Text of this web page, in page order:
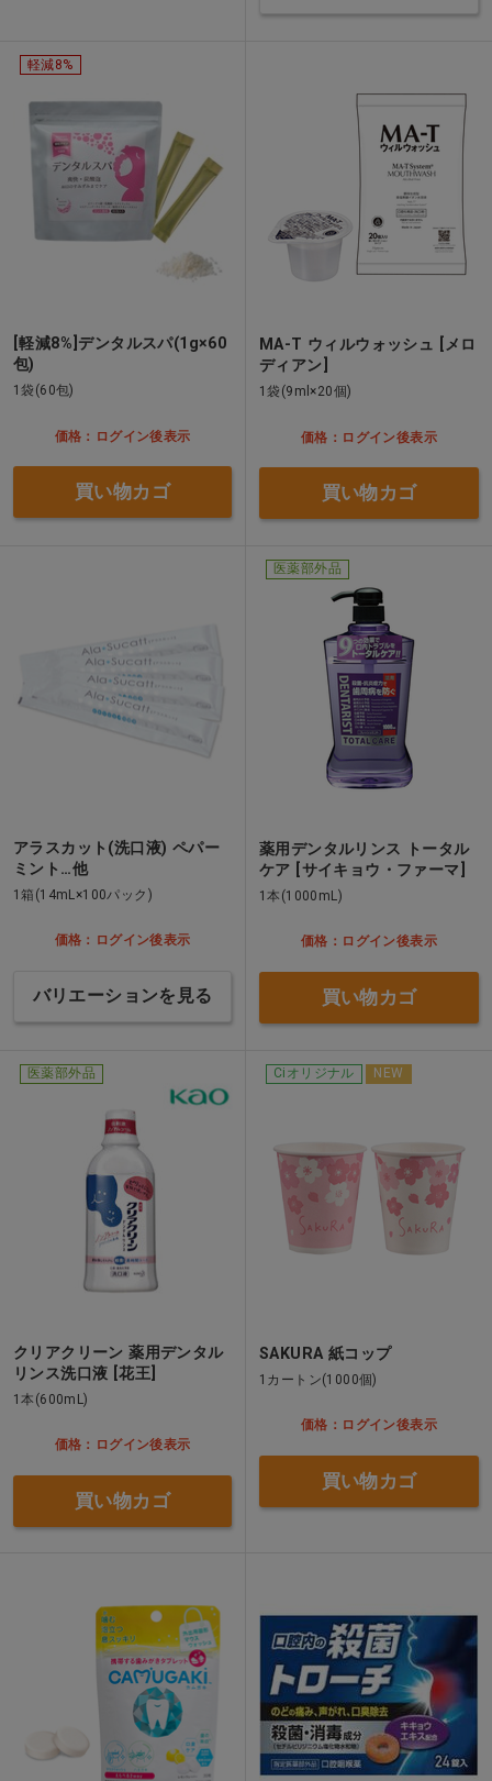
軽減8%
[軽減8%]デンタルスパ(1g×60
包)
1袋(60包)
価格：ログイン後表示
買い物カゴ
MA-T ウィルウォッシュ [メロ
ディアン]
1袋(9ml×20個)
価格：ログイン後表示
買い物カゴ
アラスカット(洗口液) ペパー
ミント…他
1箱(14mL×100パック)
価格：ログイン後表示
バリエーションを見る
医薬部外品
薬用デンタルリンス トータル
ケア [サイキョウ・ファーマ]
1本(1000mL)
価格：ログイン後表示
買い物カゴ
医薬部外品
クリアクリーン 薬用デンタル
リンス洗口液 [花王]
1本(600mL)
価格：ログイン後表示
買い物カゴ
Ciオリジナル NEW
SAKURA 紙コップ
1カートン(1000個)
価格：ログイン後表示
買い物カゴ